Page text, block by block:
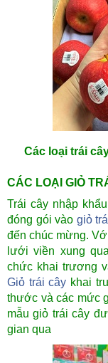
Các loại trái
CÁC LOẠI GIỎ
Trái cây nhập
đóng gói vào giỏ
đến chúc mừng.
lưới viền xung
chức khai trương
Giỏ trái cây khai
thước và các mức
mẫu giỏ trái cây
gian qua